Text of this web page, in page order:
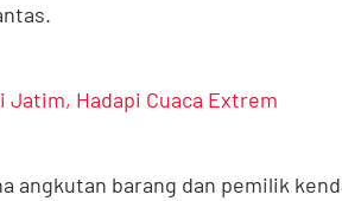
Jatim, Hadapi Cuaca Extrem
angkutan barang dan pemilik